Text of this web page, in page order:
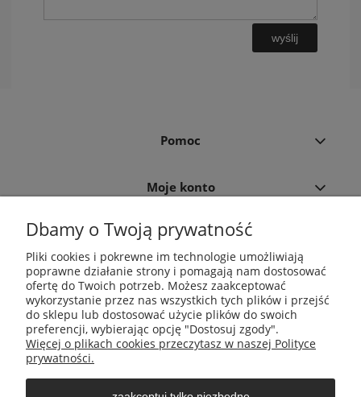
wyślij
Pomoc
Moje konto
Płatności i dostawa
Informacje
O nas
Dbamy o Twoją prywatność
Pliki cookies i pokrewne im technologie umożliwiają
poprawne działanie strony i pomagają nam dostosować
ofertę do Twoich potrzeb. Możesz zaakceptować
wykorzystanie przez nas wszystkich tych plików i przejść
do sklepu lub dostosować użycie plików do swoich
preferencji, wybierając opcję "Dostosuj zgody".
Więcej o plikach cookies przeczytasz w naszej Polityce
prywatności.